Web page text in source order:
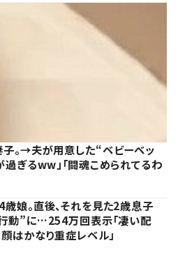
。→夫が用意した“ベビーベッ
ぎるww」「闘魂こめられてるわ
娘。直後、それを見た2歳息子
動”に…254万回表示「凄い配
顔はかなり重症レベル」